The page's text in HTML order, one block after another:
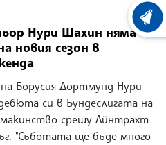
Нури Шахин няма
новия сезон в
Борусия Дортмунд Нури
си в Бундеслигата на
срешу Айнтрахт
"Съботата ще бъде много